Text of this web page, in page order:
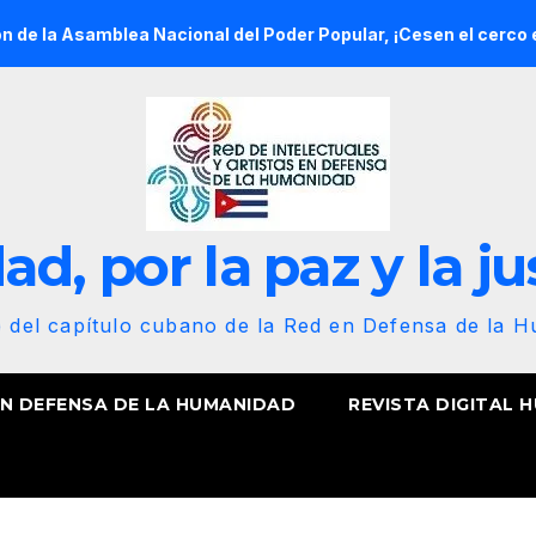
Nacional del Poder Popular, ¡Cesen el cerco
por la paz y la
del capítulo cubano de la Red en Defensa de la
DEFENSA DE LA HUMANIDAD REVISTA DIGITAL